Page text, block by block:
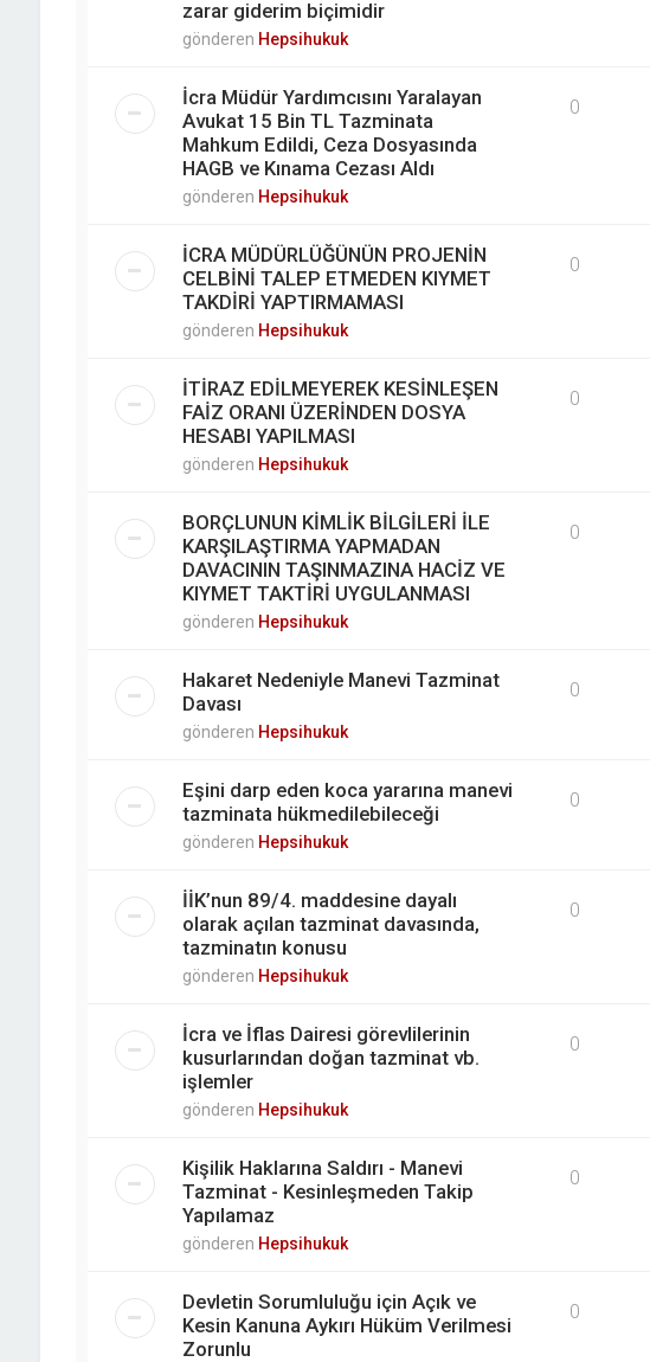
zarar giderim biçimidir
gönderen Hepsihukuk
İcra Müdür Yardımcısını Yaralayan
Avukat 15 Bin TL Tazminata
Mahkum Edildi, Ceza Dosyasında
HAGB ve Kınama Cezası Aldı
gönderen Hepsihukuk
0
İCRA MÜDÜRLÜĞÜNÜN PROJENİN
CELBİNİ TALEP ETMEDEN KIYMET
TAKDİRİ YAPTIRMAMASI
gönderen Hepsihukuk
0
İTİRAZ EDİLMEYEREK KESİNLEŞEN
FAİZ ORANI ÜZERİNDEN DOSYA
HESABI YAPILMASI
gönderen Hepsihukuk
0
BORÇLUNUN KİMLİK BİLGİLERİ İLE
KARŞILAŞTIRMA YAPMADAN
DAVACININ TAŞINMAZINA HACİZ VE
KIYMET TAKTİRİ UYGULANMASI
gönderen Hepsihukuk
0
Hakaret Nedeniyle Manevi Tazminat
Davası
gönderen Hepsihukuk
0
Eşini darp eden koca yararına manevi
tazminata hükmedilebileceği
gönderen Hepsihukuk
0
İİK’nun 89/4. maddesine dayalı
olarak açılan tazminat davasında,
tazminatın konusu
gönderen Hepsihukuk
0
İcra ve İflas Dairesi görevlilerinin
kusurlarından doğan tazminat vb.
işlemler
gönderen Hepsihukuk
0
Kişilik Haklarına Saldırı - Manevi
Tazminat - Kesinleşmeden Takip
Yapılamaz
gönderen Hepsihukuk
0
Devletin Sorumluluğu için Açık ve
Kesin Kanuna Aykırı Hüküm Verilmesi
Zorunlu
0